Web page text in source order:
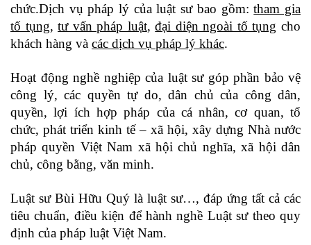
chức.Dịch vụ pháp lý của luật sư bao gồm:tham gia
tố tụng,tư vấn pháp luật,đại diện ngoài tố tụng cho
khách hàng và các dịch vụ pháp lý khác.
Hoạt động nghề nghiệp của luật sư góp phần bảo vệ
công lý, các quyền tự do, dân chủ của công dân,
quyền, lợi ích hợp pháp của cá nhân, cơ quan, tổ
chức, phát triển kinh tế – xã hội, xây dựng Nhà nước
pháp quyền Việt Nam xã hội chủ nghĩa, xã hội dân
chủ, công bằng, văn minh.
Luật sư Bùi Hữu Quý là luật sư…, đáp ứng tất cả các
tiêu chuẩn, điều kiện để hành nghề Luật sư theo quy
định của pháp luật Việt Nam.